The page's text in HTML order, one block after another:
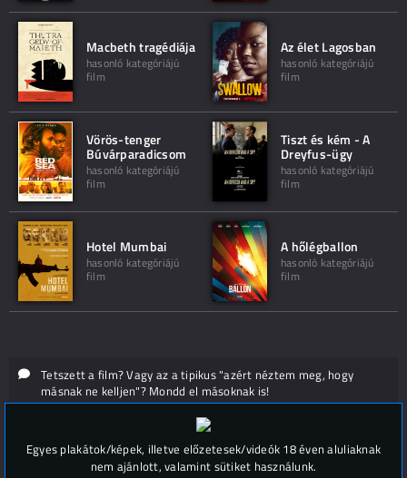
Macbeth tragédiája
hasonló kategóriájú
film
Az élet Lagosban
hasonló kategóriájú
film
Vörös-tenger
Búvárparadicsom
hasonló kategóriájú
film
Tiszt és kém - A
Dreyfus-ügy
hasonló kategóriájú
film
Hotel Mumbai
hasonló kategóriájú
film
A hőlégballon
hasonló kategóriájú
film
Tetszett a film? Vagy az a tipikus "azért néztem meg, hogy
másnak ne kelljen"? Mondd el másoknak is!
Hozzászólások (
Egyes plakátok/képek, illetve előzetesek/videók 18 éven aluliaknak
nem ajánlott, valamint sütiket használunk.